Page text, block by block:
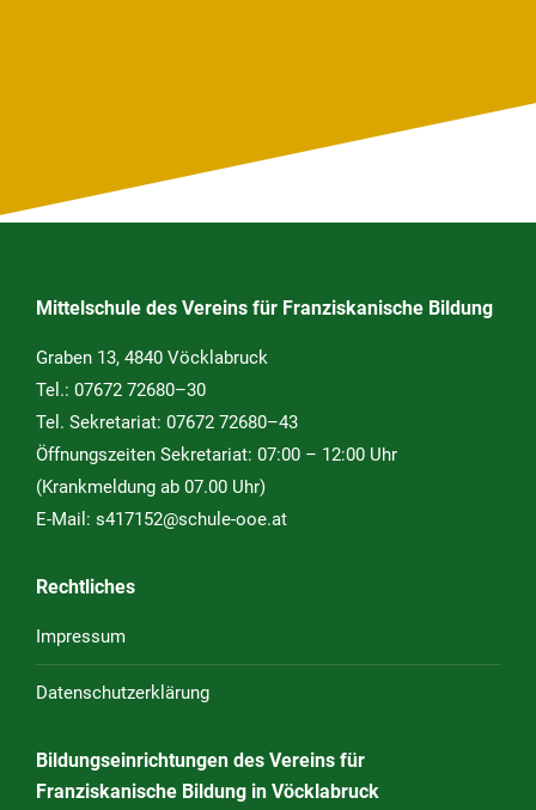
Mittelschule des Vereins für Franziskanische Bildung
Graben 13, 4840 Vöcklabruck
Tel.: 07672 72680–30
Tel. Sekretariat: 07672 72680–43
Öffnungszeiten Sekretariat: 07:00 – 12:00 Uhr
(Krankmeldung ab 07.00 Uhr)
E-Mail: s417152@schule-ooe.at
Rechtliches
Impressum
Datenschutzerklärung
Bildungseinrichtungen des Vereins für
Franziskanische Bildung in Vöcklabruck